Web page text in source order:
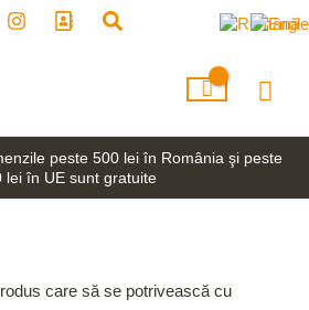
peste 500 lei în România şi peste
lei în UE sunt gratuite
care să se potrivească cu